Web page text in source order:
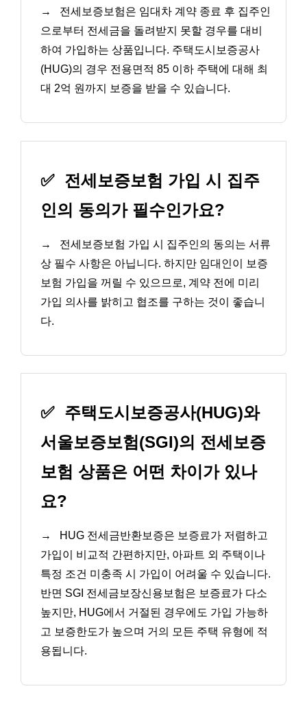
→
전세보증보험은 임대차 계약 종료 후 집주인
으로부터 전세금을 돌려받지 못할 경우를 대비
하여 가입하는 상품입니다. 주택도시보증공사
(HUG)의 경우 전용면적 85 이하 주택에 대해 최
대 2억 원까지 보증을 받을 수 있습니다.
✅ 전세보증보험 가입 시 집주
인의 동의가 필수인가요?
→
전세보증보험 가입 시 집주인의 동의는 서류
상 필수 사항은 아닙니다. 하지만 임대인이 보증
보험 가입을 꺼릴 수 있으므로, 계약 전에 미리
가입 의사를 밝히고 협조를 구하는 것이 좋습니
다.
✅ 주택도시보증공사(HUG)와
서울보증보험(SGI)의 전세보증
보험 상품은 어떤 차이가 있나
요?
→
HUG 전세금반환보증은 보증료가 저렴하고
가입이 비교적 간편하지만, 아파트 외 주택이나
특정 조건 미충족 시 가입이 어려울 수 있습니다.
반면 SGI 전세금보장신용보험은 보증료가 다소
높지만, HUG에서 거절된 경우에도 가입 가능하
고 보증한도가 높으며 거의 모든 주택 유형에 적
용됩니다.